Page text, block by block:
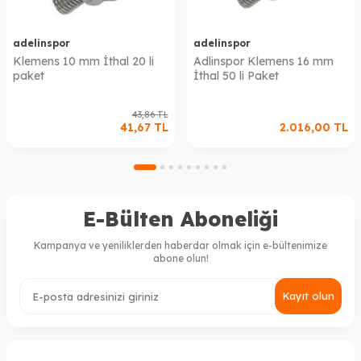
adelinspor
Klemens 10 mm İthal 20 li
paket
43,86TL
41,67TL
adelinspor
Adlinspor Klemens 16 mm
İthal 50 li Paket
2.016,00 TL
E-Bülten Aboneliği
Kampanya ve yeniliklerden haberdar olmak için e-bültenimize
abone olun!
Kayıt olun